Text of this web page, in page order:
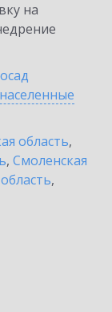
на
область,
, Смоленская
,